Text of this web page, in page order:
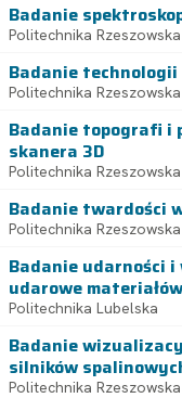
Badanie
Politechnika Rzeszowska
Badanie
Politechnika Rzeszowska
Badanie topografi i
skanera 3D
Politechnika Rzeszowska
Badanie twardości
Politechnika Rzeszowska
Badanie udarności
udarowe materiałów
Politechnika Lubelska
Badanie
silników
Politechnika Rzeszowska